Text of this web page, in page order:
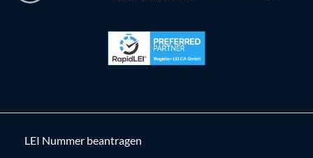
LEI Nummer beantragen